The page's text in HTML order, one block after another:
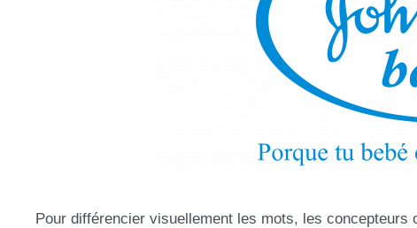
Pour différencier visuellement les mots, les concepteurs